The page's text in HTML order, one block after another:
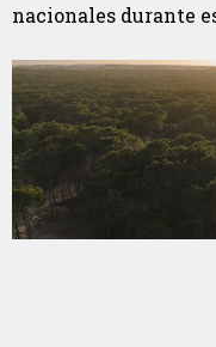
nacionales durante